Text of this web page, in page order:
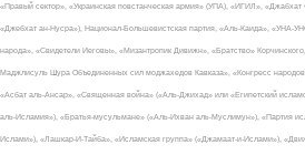
«Правый сектор», «Украинская повстанческая армия» (УПА), «ИГИЛ»,
«Джебхат ан-Нусра»), Национал-Большевистская партия, «Аль-Каида», «УНА-
народа», «Свидетели Иеговы», «Мизантропик Дивижн», «Братство»
Маджлисуль Шура Объединенных сил моджахедов Кавказа», «Конгресс
«Асбат аль-Ансар», «Священная война» («Аль-Джихад» или «Египетский
аль-Исламия»), «Братья-мусульмане» («Аль-Ихван аль-Муслимун»), «Партия
Ислами»), «Лашкар-И-Тайба», «Исламская группа» («Джамаат-и-Ислами»),